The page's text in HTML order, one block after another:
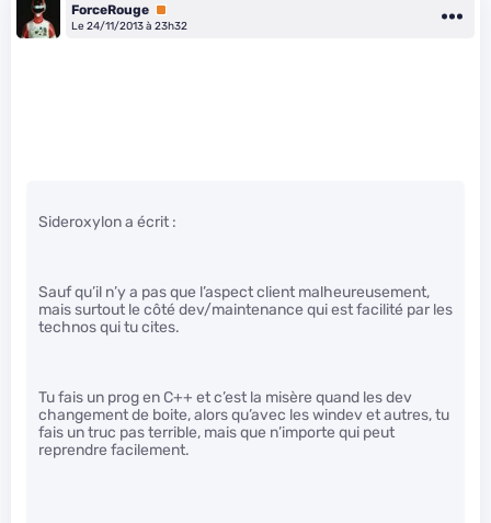
ForceRouge Premium
Le 24/11/2013 à 23h32
Sideroxylon a écrit :
Sauf qu’il n’y a pas que l’aspect client malheureusement,
mais surtout le côté dev/maintenance qui est facilité par les
technos qui tu cites.
Tu fais un prog en C++ et c’est la misère quand les dev
changement de boite, alors qu’avec les windev et autres, tu
fais un truc pas terrible, mais que n’importe qui peut
reprendre facilement.